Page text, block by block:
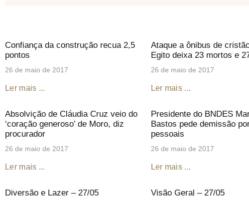
Confiança da construção recua 2,5
pontos
26 de maio de 2017
Ler mais ...
Ataque a ônibus de
Egito deixa 23 mortos e
26 de maio de 2017
Ler mais ...
Absolvição de Cláudia Cruz veio do
‘coração generoso’ de Moro, diz
procurador
26 de maio de 2017
Ler mais ...
Presidente do BNDES
Bastos pede demissão
pessoais
26 de maio de 2017
Ler mais ...
Diversão e Lazer – 27/05 Visão Geral – 27/05